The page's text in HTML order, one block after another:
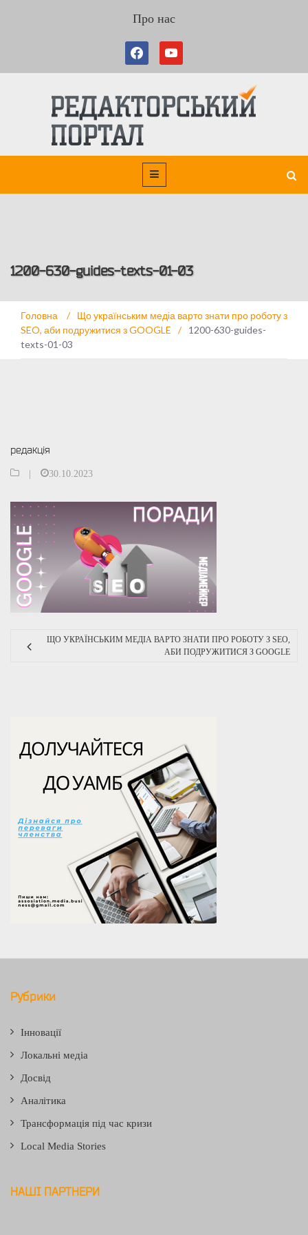
Про нас
1200-630-guides-texts-01-03
Головна /
Що українським медіа варто знати про роботу з
SEO, аби подружитися з GOOGLE
/
1200-630-guides-
texts-01-03
редакція
30.10.2023
ЩО УКРАЇНСЬКИМ МЕДІА ВАРТО ЗНАТИ ПРО РОБОТУ З SEO,
АБИ ПОДРУЖИТИСЯ З GOOGLE
Рубрики
Інновації
Локальні медіа
Досвід
Аналітика
Трансформація під час кризи
Local Media Stories
НАШІ ПАРТНЕРИ